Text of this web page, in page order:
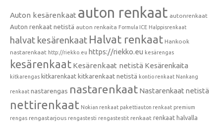
Auton kesärenkaat auton renkaat autonrenkaat
Auton renkaat netistä auton renkaita Formula ICE Halppisrenkaat
halvat kesärenkaat Halvat renkaat Hankook
nastarenkaat http://riekko.eu https://riekko.eu kesärengas
kesärenkaat Kesärenkaat netistä Kesärenkaita
kitkarengas kitkarenkaat kitkarenkaat netistä kontio renkaat Nankang
renkaat nastarengas nastarenkaat Nastarenkaat netistä
nettirenkaat Nokian renkaat pakettiauton renkaat premium
rengas rengastarjous rengastesti rengastestit renkaat renkaat halvalla